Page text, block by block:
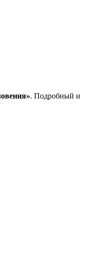
. Подробный и